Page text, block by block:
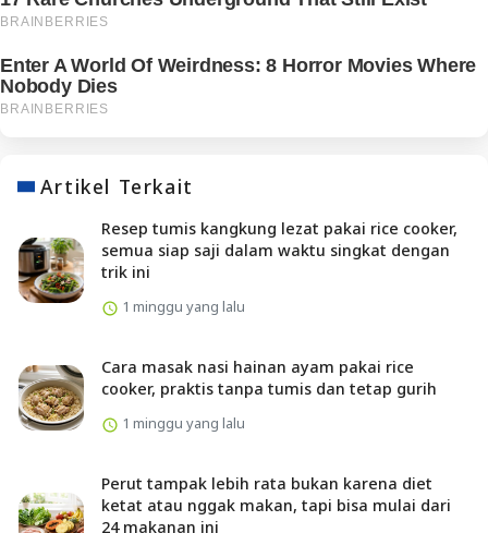
Artikel Terkait
Resep tumis kangkung lezat pakai rice cooker,
semua siap saji dalam waktu singkat dengan
trik ini
1 minggu yang lalu
Cara masak nasi hainan ayam pakai rice
cooker, praktis tanpa tumis dan tetap gurih
1 minggu yang lalu
Perut tampak lebih rata bukan karena diet
ketat atau nggak makan, tapi bisa mulai dari
24 makanan ini